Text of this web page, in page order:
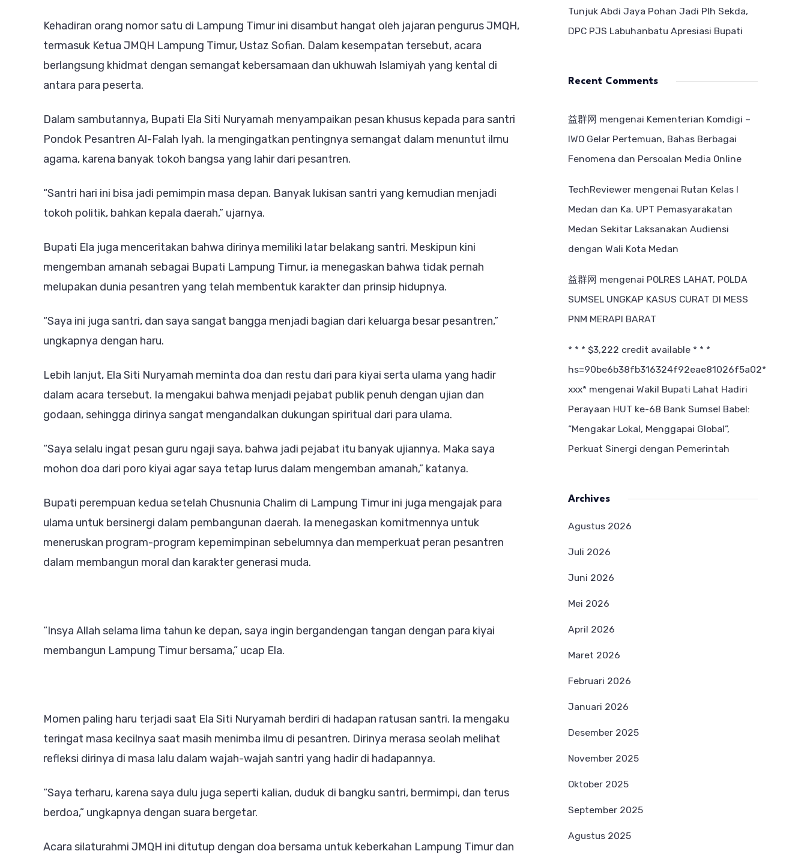
Kehadiran orang nomor satu di Lampung Timur ini disambut hangat oleh jajaran pengurus JMQH,
termasuk Ketua JMQH Lampung Timur, Ustaz Sofian. Dalam kesempatan tersebut, acara
berlangsung khidmat dengan semangat kebersamaan dan ukhuwah Islamiyah yang kental di
antara para peserta.
Dalam sambutannya, Bupati Ela Siti Nuryamah menyampaikan pesan khusus kepada para santri
Pondok Pesantren Al-Falah Iyah. Ia mengingatkan pentingnya semangat dalam menuntut ilmu
agama, karena banyak tokoh bangsa yang lahir dari pesantren.
“Santri hari ini bisa jadi pemimpin masa depan. Banyak lukisan santri yang kemudian menjadi
tokoh politik, bahkan kepala daerah,” ujarnya.
Bupati Ela juga menceritakan bahwa dirinya memiliki latar belakang santri. Meskipun kini
mengemban amanah sebagai Bupati Lampung Timur, ia menegaskan bahwa tidak pernah
melupakan dunia pesantren yang telah membentuk karakter dan prinsip hidupnya.
“Saya ini juga santri, dan saya sangat bangga menjadi bagian dari keluarga besar pesantren,”
ungkapnya dengan haru.
Lebih lanjut, Ela Siti Nuryamah meminta doa dan restu dari para kiyai serta ulama yang hadir
dalam acara tersebut. Ia mengakui bahwa menjadi pejabat publik penuh dengan ujian dan
godaan, sehingga dirinya sangat mengandalkan dukungan spiritual dari para ulama.
“Saya selalu ingat pesan guru ngaji saya, bahwa jadi pejabat itu banyak ujiannya. Maka saya
mohon doa dari poro kiyai agar saya tetap lurus dalam mengemban amanah,” katanya.
Bupati perempuan kedua setelah Chusnunia Chalim di Lampung Timur ini juga mengajak para
ulama untuk bersinergi dalam pembangunan daerah. Ia menegaskan komitmennya untuk
meneruskan program-program kepemimpinan sebelumnya dan memperkuat peran pesantren
dalam membangun moral dan karakter generasi muda.
“Insya Allah selama lima tahun ke depan, saya ingin bergandengan tangan dengan para kiyai
membangun Lampung Timur bersama,” ucap Ela.
Momen paling haru terjadi saat Ela Siti Nuryamah berdiri di hadapan ratusan santri. Ia mengaku
teringat masa kecilnya saat masih menimba ilmu di pesantren. Dirinya merasa seolah melihat
refleksi dirinya di masa lalu dalam wajah-wajah santri yang hadir di hadapannya.
“Saya terharu, karena saya dulu juga seperti kalian, duduk di bangku santri, bermimpi, dan terus
berdoa,” ungkapnya dengan suara bergetar.
Acara silaturahmi JMQH ini ditutup dengan doa bersama untuk keberkahan Lampung Timur dan
Tunjuk Abdi Jaya Pohan Jadi Plh Sekda,
DPC PJS Labuhanbatu Apresiasi Bupati
Recent Comments
益群网 mengenai Kementerian Komdigi –
IWO Gelar Pertemuan, Bahas Berbagai
Fenomena dan Persoalan Media Online
TechReviewer mengenai Rutan Kelas I
Medan dan Ka. UPT Pemasyarakatan
Medan Sekitar Laksanakan Audiensi
dengan Wali Kota Medan
益群网 mengenai POLRES LAHAT, POLDA
SUMSEL UNGKAP KASUS CURAT DI MESS
PNM MERAPI BARAT
* * * $3,222 credit available * * *
hs=90be6b38fb316324f92eae81026f5a02*
ххх* mengenai Wakil Bupati Lahat Hadiri
Perayaan HUT ke-68 Bank Sumsel Babel:
“Mengakar Lokal, Menggapai Global”,
Perkuat Sinergi dengan Pemerintah
Archives
Agustus 2026
Juli 2026
Juni 2026
Mei 2026
April 2026
Maret 2026
Februari 2026
Januari 2026
Desember 2025
November 2025
Oktober 2025
September 2025
Agustus 2025